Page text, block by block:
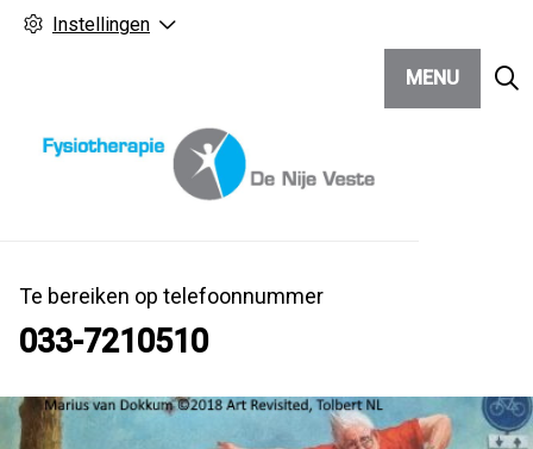
Instellingen
Te bereiken op telefoonnummer
033-7210510
MENU